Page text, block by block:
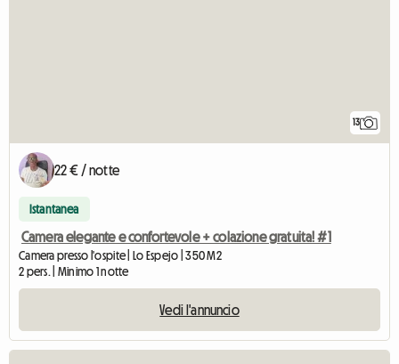
13
22 € / notte
Istantanea
Camera elegante e confortevole + colazione gratuita! #1
Camera presso l'ospite | Lo Espejo | 350 M2
2 pers. | Minimo 1 notte
Vedi l'annuncio